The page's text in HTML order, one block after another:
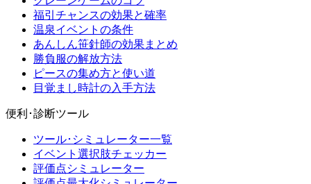
福引チャンスの効果と確率
温泉イベントの条件
あんしん笹針師の効果まとめ
勝負服の解放方法
ピースの集め方と使い道
目覚まし時計の入手方法
便利･診断ツール
ツール･シミュレーター一覧
イベント選択肢チェッカー
評価点シミュレーター